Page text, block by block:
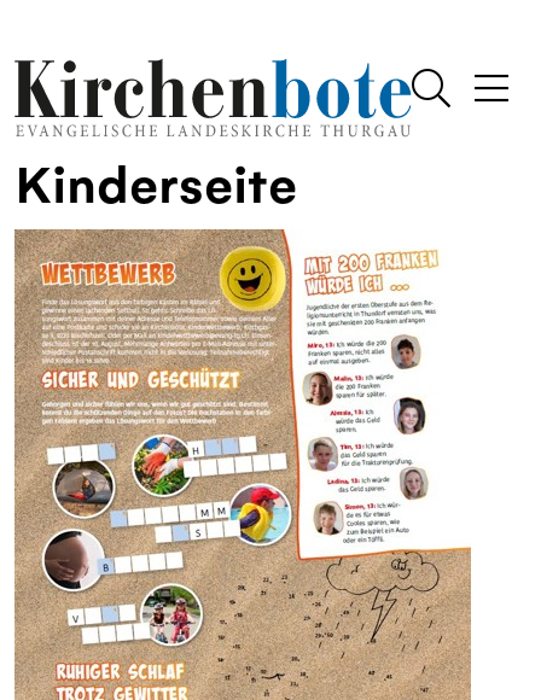
Kinderseite